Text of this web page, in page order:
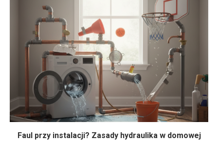
Faul przy instalacji? Zasady hydraulika w domowej